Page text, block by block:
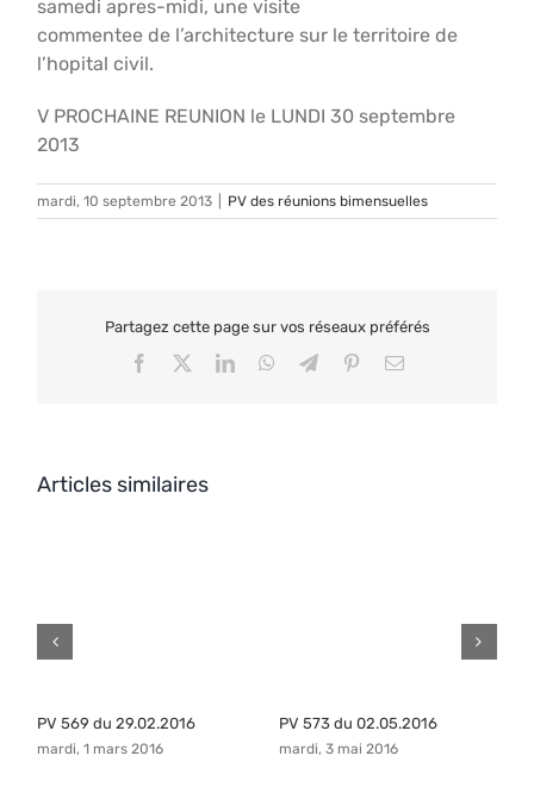
samedi apres-midi, une visite
commentee de l’architecture sur le territoire de
l’hopital civil.
V PROCHAINE REUNION le LUNDI 30 septembre
2013
mardi, 10 septembre 2013 PV des réunions bimensuelles
Partagez cette page sur vos réseaux préférés
Facebook LinkedInWhatsApp
TelegramPinterestEmail
Articles similaires
PV 569 du 29.02.2016
mardi, 1 mars 2016
PV 573 du 02.05.2016
mardi, 3 mai 2016